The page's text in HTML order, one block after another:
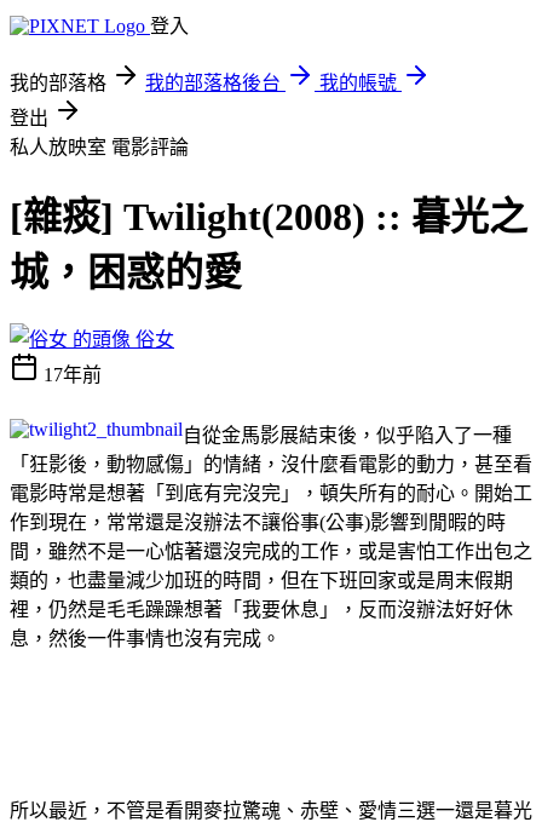
登入
我的部落格 我的部落格後台
我的帳號
登出
私人放映室 電影評論
[雜痰] Twilight(2008) :: 暮光之
城，困惑的愛
俗女
17年前
自從金馬影展結束後，似乎陷入了一種
「狂影後，動物感傷」的情緒，沒什麼看電影的動力，甚至看
電影時常是想著「到底有完沒完」，頓失所有的耐心。開始工
作到現在，常常還是沒辦法不讓俗事(公事)影響到閒暇的時
間，雖然不是一心惦著還沒完成的工作，或是害怕工作出包之
類的，也盡量減少加班的時間，但在下班回家或是周末假期
裡，仍然是毛毛躁躁想著「我要休息」，反而沒辦法好好休
息，然後一件事情也沒有完成。
所以最近，不管是看開麥拉驚魂、赤壁、愛情三選一還是暮光